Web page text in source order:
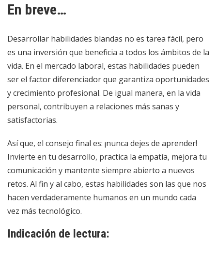
En breve…
Desarrollar habilidades blandas no es tarea fácil, pero
es una inversión que beneficia a todos los ámbitos de la
vida. En el mercado laboral, estas habilidades pueden
ser el factor diferenciador que garantiza oportunidades
y crecimiento profesional. De igual manera, en la vida
personal, contribuyen a relaciones más sanas y
satisfactorias.
Así que, el consejo final es: ¡nunca dejes de aprender!
Invierte en tu desarrollo, practica la empatía, mejora tu
comunicación y mantente siempre abierto a nuevos
retos. Al fin y al cabo, estas habilidades son las que nos
hacen verdaderamente humanos en un mundo cada
vez más tecnológico.
Indicación de lectura: